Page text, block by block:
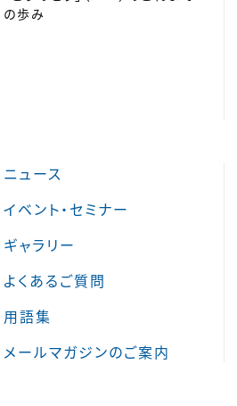
の歩み
ニュース
イベント・セミナー
ギャラリー
よくあるご質問
用語集
メールマガジンのご案内